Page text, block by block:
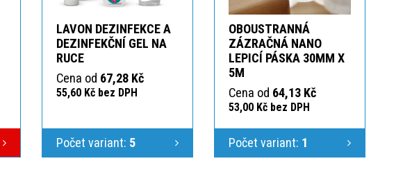
LAVON DEZINFEKCE A
DEZINFEKČNÍ GEL NA
RUCE
Cena od 67,28 Kč
55,60 Kč bez DPH
Počet variant: 5
OBOUSTRANNÁ
ZÁZRAČNÁ NANO
LEPICÍ PÁSKA 30MM X
5M
Cena od 64,13 Kč
53,00 Kč bez DPH
Počet variant: 1